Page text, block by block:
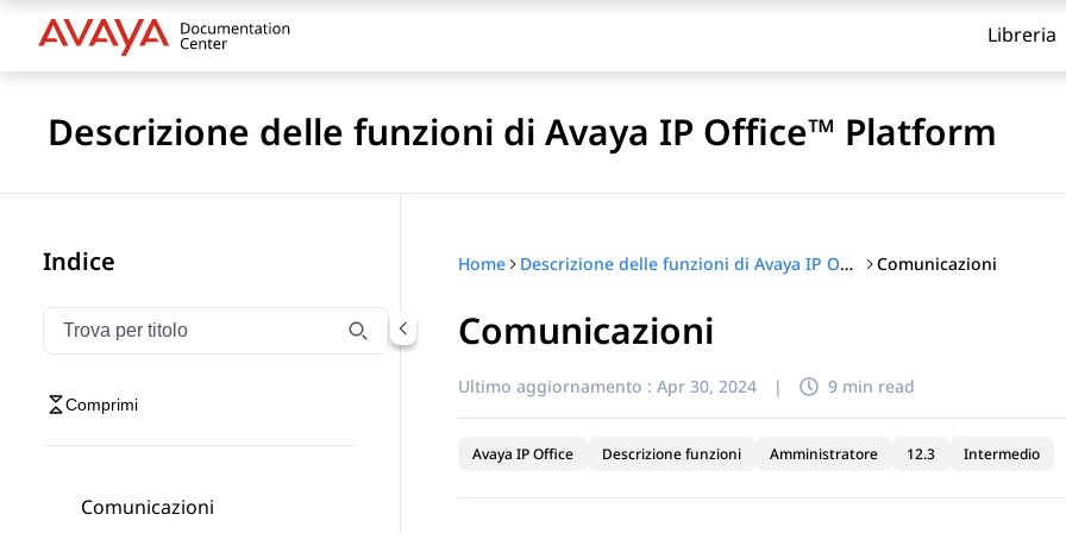
Libreria
Descrizione delle funzioni di Avaya IP Office™ Platform
Indice
Filtra la navigazione per titolo
Digitare per filtrare gli elementi di navigazione per titolo
Comprimi
Comunicazioni
Home Descrizione delle funzioni di Avaya IP Office™ Platform Comunicazioni
Comunicazioni
Ultimo aggiornamento : Apr 30, 2024 | 9 min read
Avaya IP Office Descrizione funzioni Amministratore 12.3 Intermedio